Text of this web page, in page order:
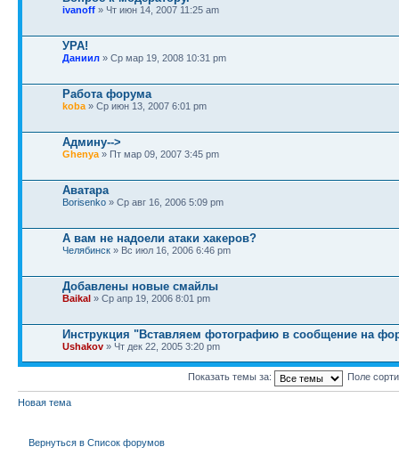
ivanoff » Чт июн 14, 2007 11:25 am
УРА!
Даниил » Ср мар 19, 2008 10:31 pm
Работа форума
koba » Ср июн 13, 2007 6:01 pm
Админу-->
Ghenya » Пт мар 09, 2007 3:45 pm
Аватара
Borisenko » Ср авг 16, 2006 5:09 pm
А вам не надоели атаки хакеров?
Челябинск » Вс июл 16, 2006 6:46 pm
Добавлены новые смайлы
Baikal » Ср апр 19, 2006 8:01 pm
Инструкция "Вставляем фотографию в сообщение на
Ushakov » Чт дек 22, 2005 3:20 pm
Показать темы за: Поле
Новая тема
Вернуться в Список форумов